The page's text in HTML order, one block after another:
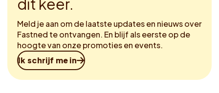
dit keer.
Meld je aan om de laatste updates en nieuws over
Fastned te ontvangen. En blijf als eerste op de
hoogte van onze promoties en events.
Ik schrijf me in